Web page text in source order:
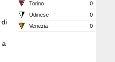
di
a
Torino
0
Udinese
0
Venezia
0